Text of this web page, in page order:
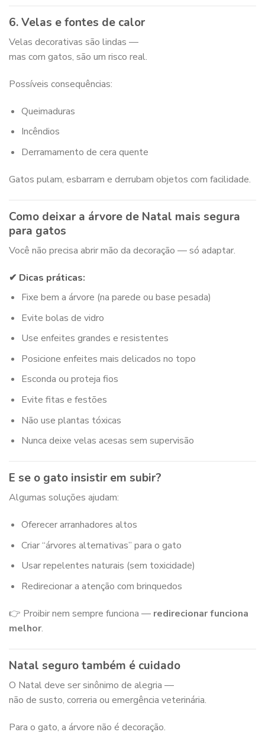
6. Velas e fontes de calor
Velas decorativas são lindas —
mas com gatos, são um risco real.
Possíveis consequências:
Queimaduras
Incêndios
Derramamento de cera quente
Gatos pulam, esbarram e derrubam objetos com facilidade.
Como deixar a árvore de Natal mais segura
para gatos
Você não precisa abrir mão da decoração — só adaptar.
✔ Dicas práticas:
Fixe bem a árvore (na parede ou base pesada)
Evite bolas de vidro
Use enfeites grandes e resistentes
Posicione enfeites mais delicados no topo
Esconda ou proteja fios
Evite fitas e festões
Não use plantas tóxicas
Nunca deixe velas acesas sem supervisão
E se o gato insistir em subir?
Algumas soluções ajudam:
Oferecer arranhadores altos
Criar “árvores alternativas” para o gato
Usar repelentes naturais (sem toxicidade)
Redirecionar a atenção com brinquedos
👉 Proibir nem sempre funciona — redirecionar funciona
melhor.
Natal seguro também é cuidado
O Natal deve ser sinônimo de alegria —
não de susto, correria ou emergência veterinária.
Para o gato, a árvore não é decoração.